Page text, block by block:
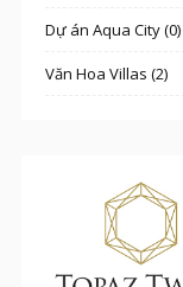
Dự án Aqua City (0)
Văn Hoa Villas (2)